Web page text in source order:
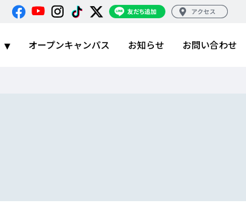
オープンキャンパス お知らせ お問い合わせ